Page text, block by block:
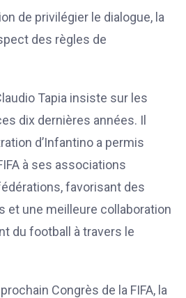
de privilégier le dialogue, la
des règles de
Tapia insiste sur les
dix dernières années. Il
d’Infantino a permis
à ses associations
favorisant des
et une meilleure collaboration
du football à travers le
Congrès de la FIFA, la